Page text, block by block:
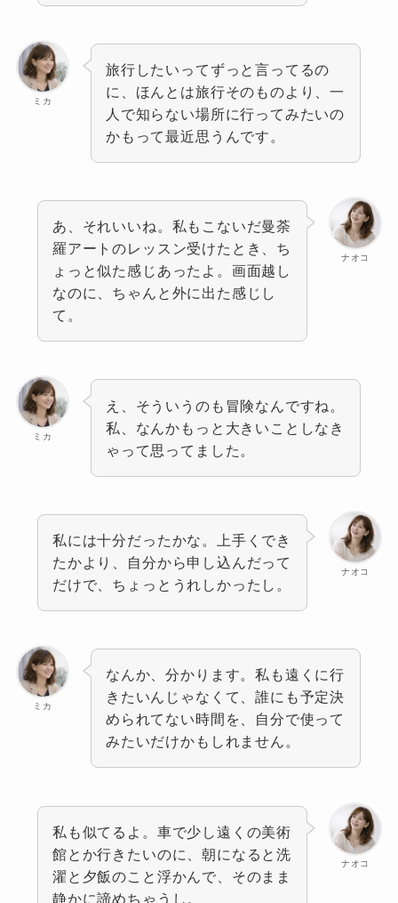
ミカ
旅行したいってずっと言ってるの
に、ほんとは旅行そのものより、一
人で知らない場所に行ってみたいの
かもって最近思うんです。
ナオコ
あ、それいいね。私もこないだ曼荼
羅アートのレッスン受けたとき、ち
ょっと似た感じあったよ。画面越し
なのに、ちゃんと外に出た感じし
て。
ミカ
え、そういうのも冒険なんですね。
私、なんかもっと大きいことしなき
ゃって思ってました。
ナオコ
私には十分だったかな。上手くでき
たかより、自分から申し込んだって
だけで、ちょっとうれしかったし。
ミカ
なんか、分かります。私も遠くに行
きたいんじゃなくて、誰にも予定決
められてない時間を、自分で使って
みたいだけかもしれません。
ナオコ
私も似てるよ。車で少し遠くの美術
館とか行きたいのに、朝になると洗
濯と夕飯のこと浮かんで、そのまま
静かに諦めちゃうし。